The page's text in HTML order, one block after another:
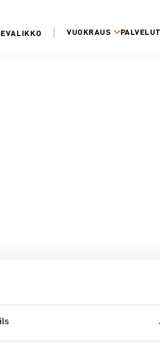
VUOKRAUS PALVELUT
0 - 2760 IPM